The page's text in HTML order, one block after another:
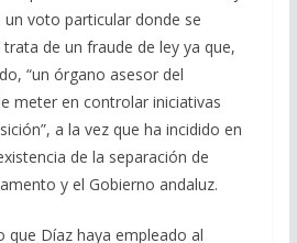
voto particular donde se
de un fraude de ley ya que,
“un órgano asesor del
meter en controlar iniciativas
a la vez que ha incidido en
de la separación de
y el Gobierno andaluz.
que Díaz haya empleado al